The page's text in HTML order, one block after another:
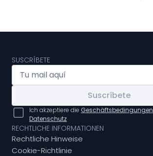
SUSCRÍBETE
Suscríbete
Ich akzeptiere die Geschäftsbedingungen
Datenschutz
RECHTLICHE INFORMATIONEN
Rechtliche Hinweise
Cookie-Richtlinie